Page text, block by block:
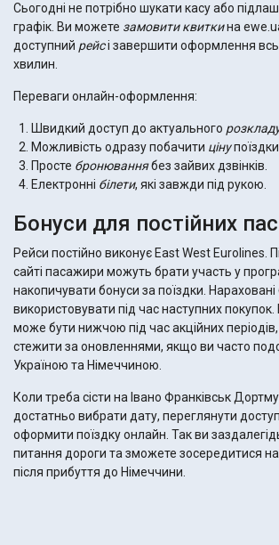
Сьогодні не потрібно шукати касу або
графік. Ви можете замовити квиткина
доступний рейсі завершити оформлення
хвилин.
Переваги онлайн-оформлення:
Швидкий доступ до актуального
Можливість одразу побачити ціну
Просте бронюваннябез зайвих дзвінків.
Електронні білети, які завжди під рукою.
Бонуси для постійних
Рейси постійно виконує East West Eurolines.
сайті пасажири можуть брати участь у
накопичувати бонуси за поїздки.
використовувати під час наступних покупок.
може бути нижчою під час акційних
стежити за оновленнями, якщо ви часто
Україною та Німеччиною.
Коли треба сісти на Івано Франківськ
достатньо вибрати дату, переглянути
оформити поїздку онлайн. Так ви
питання дороги та зможете зосередитися на
після прибуття до Німеччини.